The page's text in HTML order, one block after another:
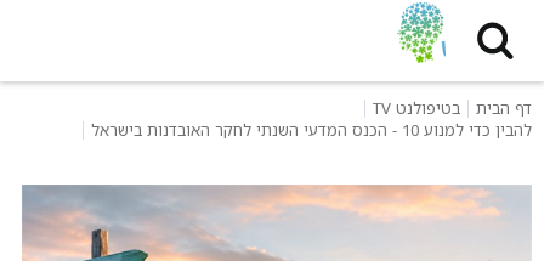
דף הבית
בטיפולנט TV
להבין כדי למנוע 10 - הכנס המדעי השנתי לחקר האובדנות בישראל